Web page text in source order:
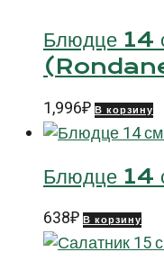
Блюдце 14
1,996₽ В корзину
Блюдце 14
638₽ В корзину